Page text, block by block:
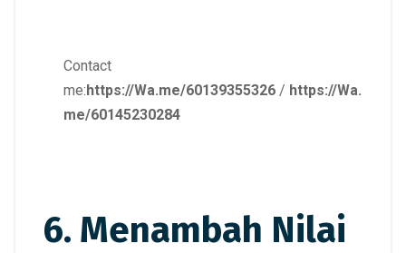
Contact
me: https://Wa.me/60139355326 / https://Wa.
me/60145230284
6. Menambah Nilai